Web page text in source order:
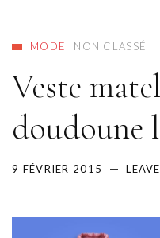
MODE NON CLASSÉ
Veste
doudoune
9 FÉVRIER 2015